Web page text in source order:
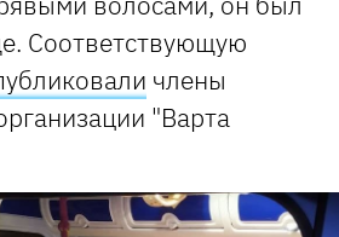
Соответствующую
члены
"Варта